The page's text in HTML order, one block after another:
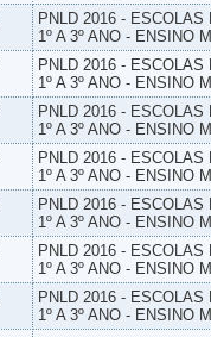
PNLD 2016 -
1º A 3º ANO - ENSINO
PNLD 2016 -
1º A 3º ANO - ENSINO
PNLD 2016 -
1º A 3º ANO - ENSINO
PNLD 2016 -
1º A 3º ANO - ENSINO
PNLD 2016 -
1º A 3º ANO - ENSINO
PNLD 2016 -
1º A 3º ANO - ENSINO
PNLD 2016 -
1º A 3º ANO - ENSINO